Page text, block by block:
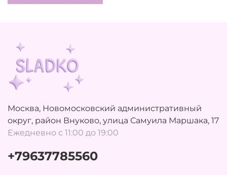
Москва, Новомосковский административный
округ, район Внуково, улица Самуила Маршака, 17
Ежедневно с 11:00 до 19:00
+79637785560